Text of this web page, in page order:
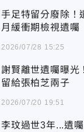
手足特留分廢除！
月緩衝期檢視遺囑
2026/07/28 15:25
謝賢離世遺囑曝光
留給張柏芝兩子
2026/07/20 19:51
李玟過世3年...遺